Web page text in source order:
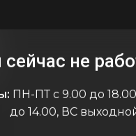
код:4337
не
ПН-ПТ с 9.00 до
до 14.00, ВС